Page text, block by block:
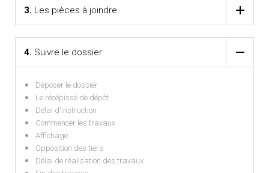
3. Les pièces à joindre
4. Suivre le dossier
Déposer le dossier
Le récépissé de dépôt
Délai d'instruction
Commencer les travaux
Affichage
Opposition des tiers
Délai de réalisation des travaux